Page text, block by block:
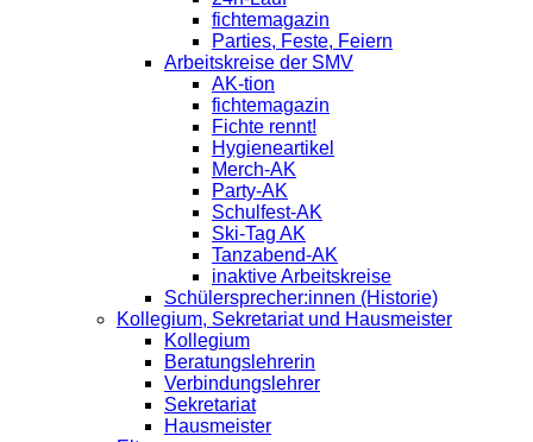
fichtemagazin
Parties, Feste, Feiern
Arbeitskreise der SMV
AK-tion
fichtemagazin
Fichte rennt!
Hygieneartikel
Merch-AK
Party-AK
Schulfest-AK
Ski-Tag AK
Tanzabend-AK
inaktive Arbeitskreise
Schülersprecher:innen (Historie)
Kollegium, Sekretariat und Hausmeister
Kollegium
Beratungslehrerin
Verbindungslehrer
Sekretariat
Hausmeister